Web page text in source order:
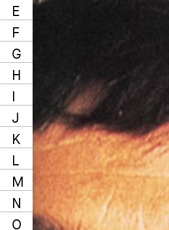
E
F
G
H
I
J
K
L
M
N
O